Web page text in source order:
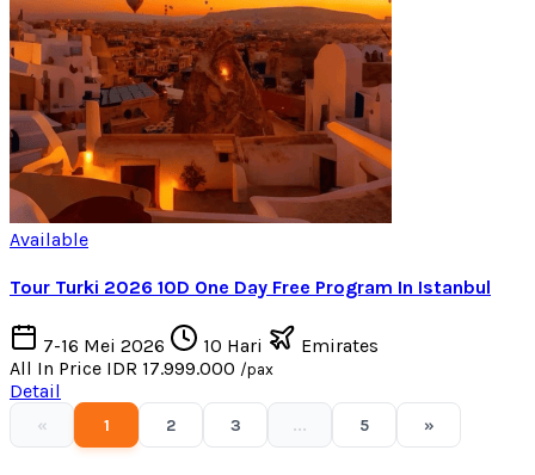
Available
Tour Turki 2026 10D One Day Free Program In Istanbul
7-16 Mei 2026 10 Hari
Emirates
All In Price IDR 17.999.000 /pax
Detail
« 1 2 3 ... 5 »